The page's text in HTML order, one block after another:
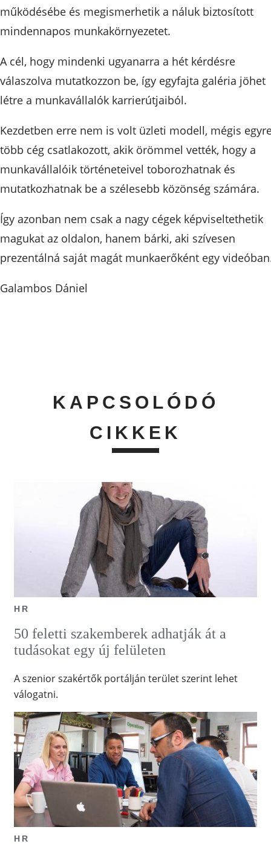
működésébe és megismerhetik a náluk biztosított
mindennapos munkakörnyezetet.
A cél, hogy mindenki ugyanarra a hét kérdésre
válaszolva mutatkozzon be, így egyfajta galéria jöhet
létre a munkavállalók karrierútjaiból.
Kezdetben erre nem is volt üzleti modell, mégis
több cég csatlakozott, akik örömmel vették, hogy a
munkavállalóik történeteivel toborozhatnak és
mutatkozhatnak be a szélesebb közönség számára.
Így azonban nem csak a nagy cégek képviseltethetik
magukat az oldalon, hanem bárki, aki szívesen
prezentálná saját magát munkaerőként egy
Galambos Dániel
KAPCSOLÓDÓ
CIKKEK
HR
50 feletti szakemberek adhatják át a
tudásokat egy új felületen
A szenior szakértők portálján terület szerint lehet
válogatni.
HR